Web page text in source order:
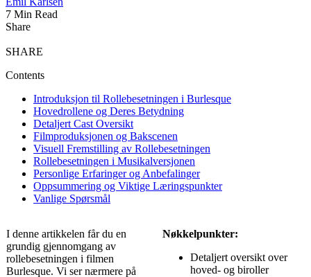
7 Min Read
Share
SHARE
Contents
Introduksjon til Rollebesetningen i Burlesque
Hovedrollene og Deres Betydning
Detaljert Cast Oversikt
Filmproduksjonen og Bakscenen
Visuell Fremstilling av Rollebesetningen
Rollebesetningen i Musikalversjonen
Personlige Erfaringer og Anbefalinger
Oppsummering og Viktige Læringspunkter
Vanlige Spørsmål
I denne artikkelen får du en
grundig gjennomgang av
rollebesetningen i filmen
Burlesque. Vi ser nærmere på
Nøkkelpunkter:
Detaljert oversikt over
hoved- og biroller